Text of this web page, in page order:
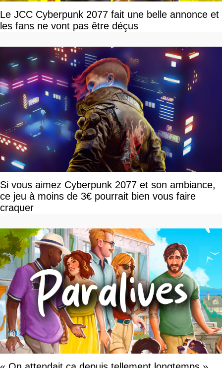
Le JCC Cyberpunk 2077 fait une belle annonce et
les fans ne vont pas être déçus
Si vous aimez Cyberpunk 2077 et son ambiance,
ce jeu à moins de 3€ pourrait bien vous faire
craquer